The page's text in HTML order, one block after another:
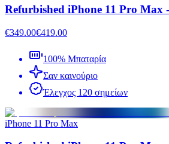
Refurbished iPhone 11 Pro Max
€349.00€419.00
100% Μπαταρία
Σαν καινούριο
Έλεγχος 120 σημείων
iPhone 11 Pro Max